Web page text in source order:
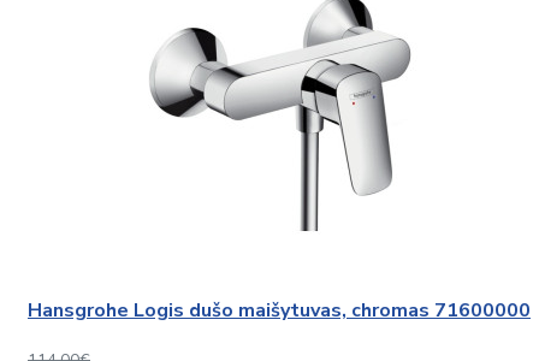
Hansgrohe Logis dušo maišytuvas, chromas 71600000